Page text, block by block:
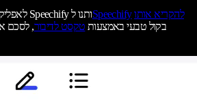
העלו כל PDF לאפליקציית הווב של Speechify ותנו לSpeechify להקריא אותו
בקול טבעי באמצעות טקסט לדיבור, לסכם